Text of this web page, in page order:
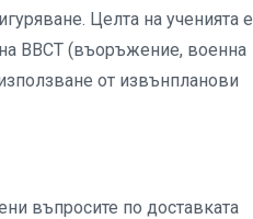
Целта на ученията е
на ВВСТ (въоръжение, военна
от извънпланови
въпросите по доставката